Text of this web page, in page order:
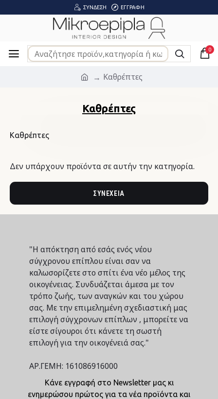
ΣΎΝΔΕΣΗ ΕΓΓΡΑΦΉ
0
Καθρέπτες
Καθρέπτες
Καθρέπτες
Δεν υπάρχουν προϊόντα σε αυτήν την κατηγορία.
ΣΥΝΈΧΕΙΑ
"Η απόκτηση από εσάς ενός νέου
σύγχρονου επίπλου είναι σαν να
καλωσορίζετε στο σπίτι ένα νέο μέλος της
οικογένειας. Συνδυάζεται άμεσα με τον
τρόπο ζωής, των αναγκών και του χώρου
σας. Με την επιμελημένη σχεδιαστική μας
επιλογή σύγχρονων επίπλων , μπορείτε να
είστε σίγουροι ότι κάνετε τη σωστή
επιλογή για την οικογένειά σας."
ΑΡ.ΓΕΜΗ: 161086916000
Κάνε εγγραφή στο Newsletter μας κι
ενημερώσου πρώτος για τα νέα προϊόντα και